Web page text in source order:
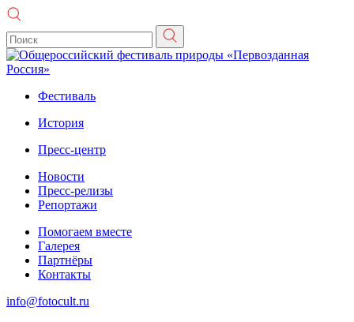
Фестиваль
История
Пресс-центр
Новости
Пресс-релизы
Репортажи
Помогаем вместе
Галерея
Партнёры
Контакты
info@fotocult.ru